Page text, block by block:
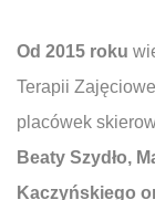
Od 2015 roku
Terapii
placówek
Beaty Szydło,
Kaczyńskiego